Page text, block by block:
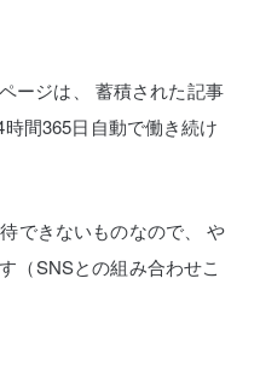
ージは、
蓄積された記事
時間365日自動で働き続け
できないものなので、
や
（SNSとの組み合わせこ